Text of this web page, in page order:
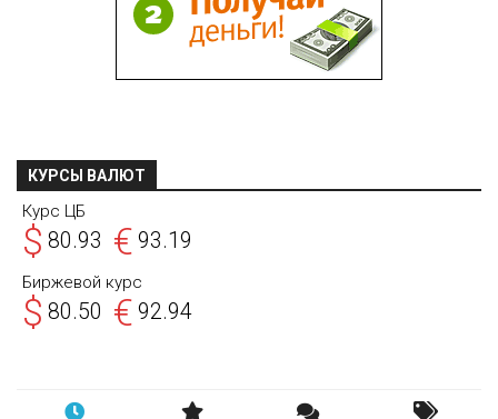
КУРСЫ ВАЛЮТ
Курс ЦБ
$ 80.93 € 93.19
Биржевой курс
$ 80.50 € 92.94